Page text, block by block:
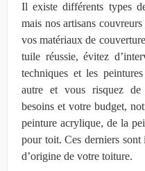
Il existe différents types
mais nos artisans
vos matériaux de
tuile réussie, évitez
techniques et les
autre et vous risquez de
besoins et votre budget,
peinture acrylique, de la
pour toit. Ces derniers
d’origine de votre toiture.